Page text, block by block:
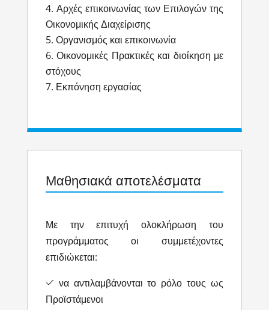
Αρχές επικοινωνίας των Επιλογών της
Οικονομικής Διαχείρισης
Οργανισμός και επικοινωνία
Οικονομικές Πρακτικές και διοίκηση με
στόχους
Εκπόνηση εργασίας
Μαθησιακά αποτελέσματα
​Με την επιτυχή ολοκλήρωση του
προγράμματος οι συμμετέχοντες
επιδιώκεται:
να αντιλαμβάνονται το ρόλο τους ως
Προϊστάμενοι